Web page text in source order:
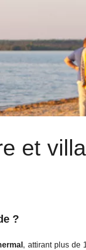
et
?
, attirant plus de